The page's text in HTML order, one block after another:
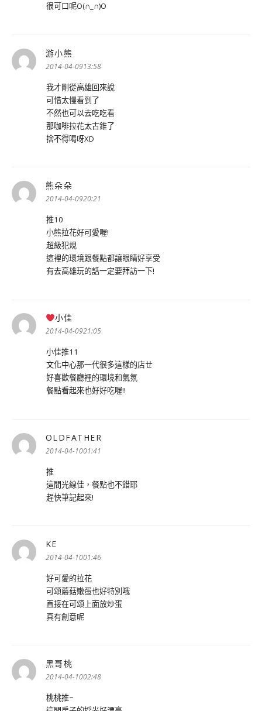
很可口呢O(∩_∩)O
游小熊
示:
2014-04-0913:58
我才剛從高雄回來說
可惜太慢看到了
不然也可以去吃吃看
那咖啡拉花太古錐了
捨不得喝呀XD
熊朵朵
示:
2014-04-0920:21
推10
小熊拉花好可愛喔!
超級犯規
這裡的環境跟餐點都讓眼睛好享受
有去高雄玩的話一定要拜訪一下!
小佳
示:
2014-04-0921:05
小佳推11
文化中心那一代很多這樣的店ㄝ
好喜歡餐廳裡的環境和氣氛
餐點看起來也好好吃喔!!
OLDFATHER
2014-04-1001:41
推
這間光線佳，餐點也不錯耶
趕快筆記起來!
KE
示:
2014-04-1001:46
好可愛的拉花
可頌蘑菇嫩蛋也好特別哦
直接在可頌上面放炒蛋
真有創意呢
黑哥桃
示:
2014-04-1002:48
桃桃推~